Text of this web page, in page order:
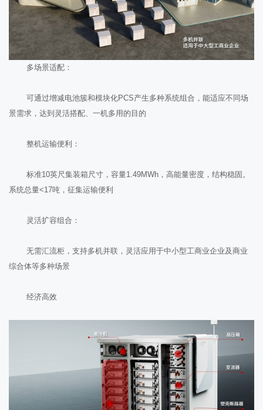
多场景适配：
可通过增减电池簇和模块化PCS产生多种系统组合，能适应不同场
景需求，达到灵活搭配、一机多用的目的
整机运输便利：
标准10英尺集装箱尺寸，容量1.49MWh，高能量密度，结构稳固。
系统总量<17吨，征集运输便利
灵活扩容组合：
无需汇流柜，支持多机并联，灵活应用于中小型工商业企业及商业
综合体等多种场景
经济高效